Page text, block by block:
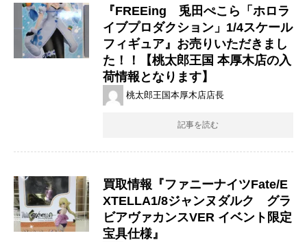
『FREEing 兎田ぺこら「ホロラ
イブプロダクション」1/4スケール
フィギュア』お売りいただきまし
た！！【桃太郎王国 本厚木店の入
荷情報となります】
桃太郎王国本厚木店店長
記事を読む
買取情報『ファニーナイツFate/E
XTELLA1/8ジャンヌダルク グラ
ビアヴァカンスVER ​イベント限定
宝具仕様』